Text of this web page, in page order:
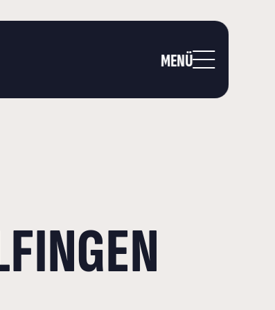
MENÜ